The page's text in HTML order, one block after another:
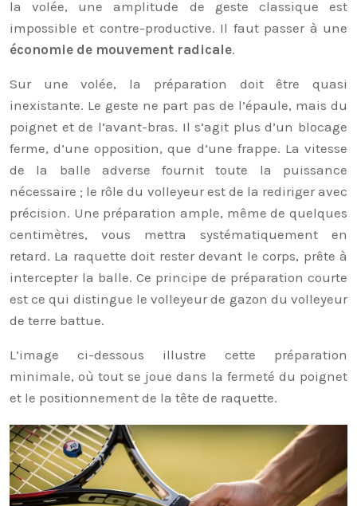
la volée, une amplitude de geste classique est
impossible et contre-productive. Il faut passer à une
économie de mouvement radicale.
Sur une volée, la préparation doit être quasi
inexistante. Le geste ne part pas de l’épaule, mais du
poignet et de l’avant-bras. Il s’agit plus d’un blocage
ferme, d’une opposition, que d’une frappe. La vitesse
de la balle adverse fournit toute la puissance
nécessaire ; le rôle du volleyeur est de la rediriger avec
précision. Une préparation ample, même de quelques
centimètres, vous mettra systématiquement en
retard. La raquette doit rester devant le corps, prête à
intercepter la balle. Ce principe de préparation courte
est ce qui distingue le volleyeur de gazon du volleyeur
de terre battue.
L’image ci-dessous illustre cette préparation
minimale, où tout se joue dans la fermeté du poignet
et le positionnement de la tête de raquette.